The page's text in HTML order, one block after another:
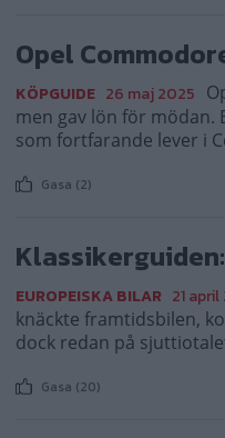
Opel
KÖPGUIDE 26 maj 2025
men gav lön för mödan.
som fortfarande lever i
Gasa (2)
Klassikerguiden:
EUROPEISKA BILAR 21
knäckte framtidsbilen,
dock redan på
Gasa (20)